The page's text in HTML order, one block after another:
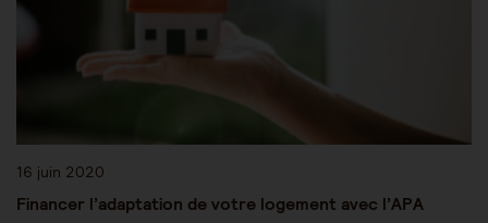
16 juin 2020
Financer l’adaptation de votre logement avec l’APA